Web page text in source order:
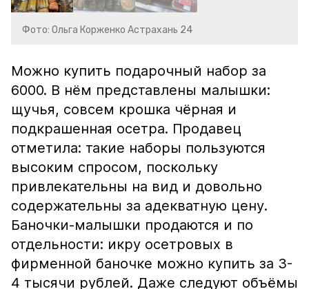
Фото: Ольга Корженко Астрахань 24
Можно купить подарочный набор за
6000. В нём представлены малышки:
щучья, совсем крошка чёрная и
подкрашенная осетра. Продавец
отметила: такие наборы пользуются
высоким спросом, поскольку
привлекательны на вид и довольно
содержательны за адекватную цену.
Баночки-малышки продаются и по
отдельности: икру осетровых в
фирменной баночке можно купить за 3-
4 тысячи рублей. Даже следуют объёмы